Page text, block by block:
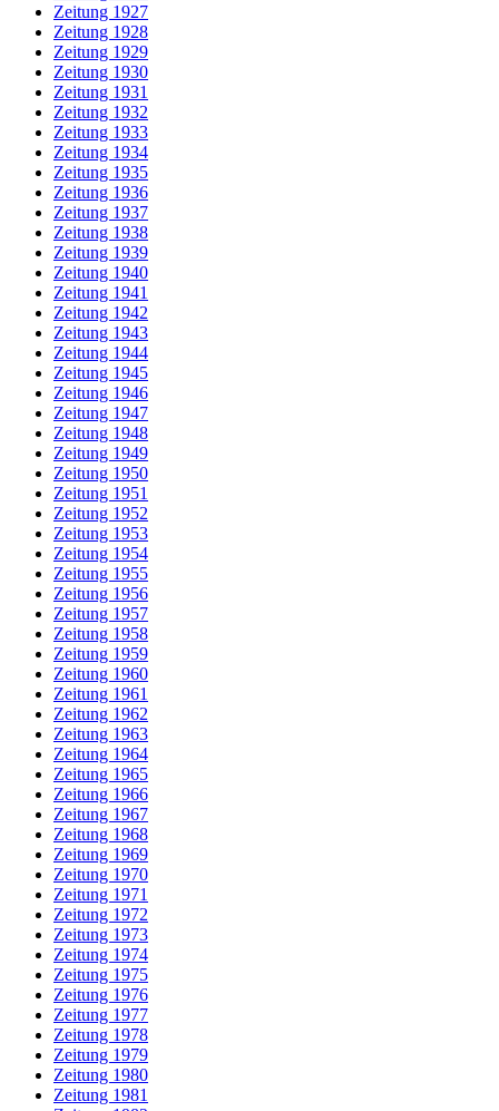
Zeitung 1927
Zeitung 1928
Zeitung 1929
Zeitung 1930
Zeitung 1931
Zeitung 1932
Zeitung 1933
Zeitung 1934
Zeitung 1935
Zeitung 1936
Zeitung 1937
Zeitung 1938
Zeitung 1939
Zeitung 1940
Zeitung 1941
Zeitung 1942
Zeitung 1943
Zeitung 1944
Zeitung 1945
Zeitung 1946
Zeitung 1947
Zeitung 1948
Zeitung 1949
Zeitung 1950
Zeitung 1951
Zeitung 1952
Zeitung 1953
Zeitung 1954
Zeitung 1955
Zeitung 1956
Zeitung 1957
Zeitung 1958
Zeitung 1959
Zeitung 1960
Zeitung 1961
Zeitung 1962
Zeitung 1963
Zeitung 1964
Zeitung 1965
Zeitung 1966
Zeitung 1967
Zeitung 1968
Zeitung 1969
Zeitung 1970
Zeitung 1971
Zeitung 1972
Zeitung 1973
Zeitung 1974
Zeitung 1975
Zeitung 1976
Zeitung 1977
Zeitung 1978
Zeitung 1979
Zeitung 1980
Zeitung 1981